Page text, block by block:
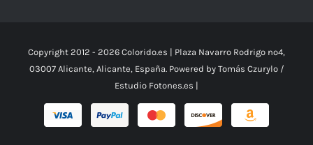
Copyright 2012 - 2026 Colorido.es | Plaza Navarro Rodrigo nº4,
03007 Alicante, Alicante, España. Powered by Tomás Czurylo /
Estudio Fotones.es |